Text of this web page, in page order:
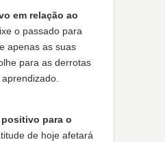
em relação ao
o passado para
apenas as suas
para as derrotas
para o
de hoje afetará